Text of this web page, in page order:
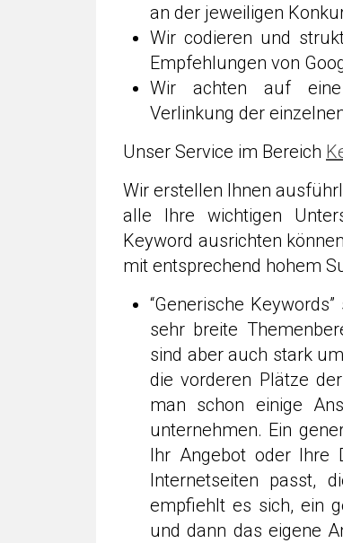
an der jeweiligen
Wir codieren und
Empfehlungen von
Wir achten auf eine
Verlinkung der
Unser Service im Bereich
Wir erstellen Ihnen
alle Ihre wichtigen
Keyword ausrichten
mit entsprechend hohem
“Generische
sehr breite
sind aber auch stark
die vorderen Plätze
man schon einige
unternehmen. Ein
Ihr Angebot oder Ihre
Internetseiten passt,
empfiehlt es sich, ein
und dann das eigene